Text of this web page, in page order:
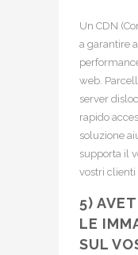
Un CDN
a garantire
web.
server
rapido
soluzione
supporta il
vostri clienti
5)
LE
SUL